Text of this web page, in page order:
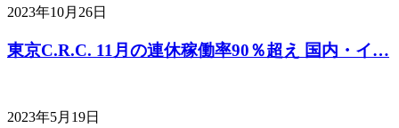
2023年10月26日
東京C.R.C. 11月の連休稼働率90％超え 国内・イ…
2023年5月19日